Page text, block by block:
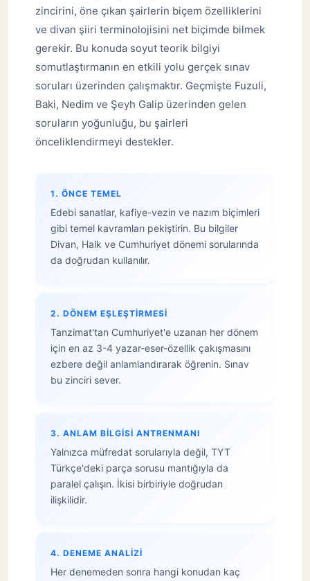
zincirini, öne çıkan şairlerin biçem özelliklerini
ve divan şiiri terminolojisini net biçimde bilmek
gerekir. Bu konuda soyut teorik bilgiyi
somutlaştırmanın en etkili yolu gerçek sınav
soruları üzerinden çalışmaktır. Geçmişte Fuzuli,
Baki, Nedim ve Şeyh Galip üzerinden gelen
soruların yoğunluğu, bu şairleri
önceliklendirmeyi destekler.
1. ÖNCE TEMEL
Edebi sanatlar, kafiye-vezin ve nazım biçimleri
gibi temel kavramları pekiştirin. Bu bilgiler
Divan, Halk ve Cumhuriyet dönemi sorularında
da doğrudan kullanılır.
2. DÖNEM EŞLEŞTIRMESI
Tanzimat'tan Cumhuriyet'e uzanan her dönem
için en az 3-4 yazar-eser-özellik çakışmasını
ezbere değil anlamlandırarak öğrenin. Sınav
bu zinciri sever.
3. ANLAM BILGISI ANTRENMANI
Yalnızca müfredat sorularıyla değil, TYT
Türkçe'deki parça sorusu mantığıyla da
paralel çalışın. İkisi birbiriyle doğrudan
ilişkilidir.
4. DENEME ANALIZI
Her denemeden sonra hangi konudan kaç